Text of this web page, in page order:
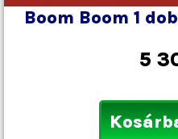
Boom Boom 1
5